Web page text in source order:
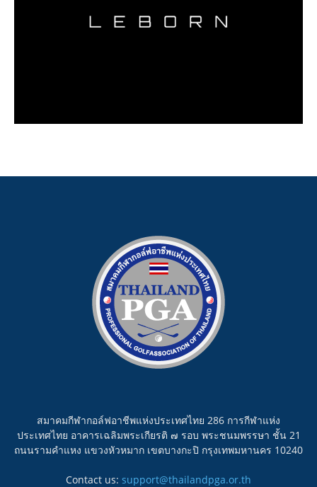
สมาคมกีฬากอล์ฟอาชีพแห่งประเทศไทย 286 การกีฬาแห่ง
ประเทศไทย อาคารเฉลิมพระเกียรติ ๗ รอบ พระชนมพรรษา ชั้น 21
ถนนรามคำแหง แขวงหัวหมาก เขตบางกะปิ กรุงเทพมหานคร 10240
Contact us: support@thailandpga.or.th